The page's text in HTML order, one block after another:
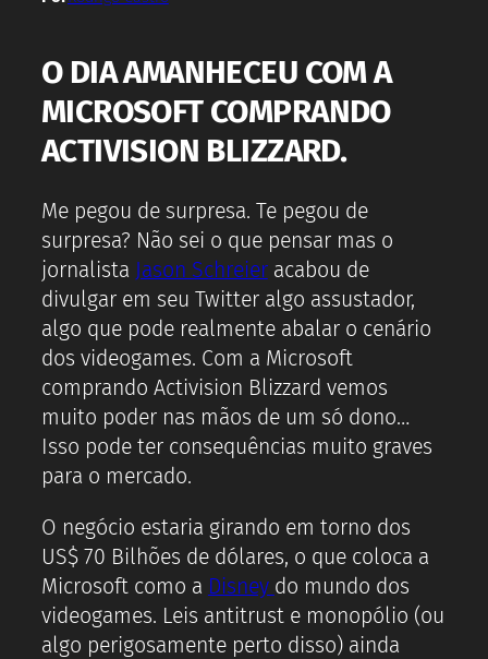
O DIA AMANHECEU COM A
MICROSOFT COMPRANDO
ACTIVISION BLIZZARD.
Me pegou de surpresa. Te pegou de
surpresa? Não sei o que pensar mas o
jornalista Jason Schreieracabou de
divulgar em seu Twitter algo assustador,
algo que pode realmente abalar o cenário
dos videogames. Com a Microsoft
comprando Activision Blizzard vemos
muito poder nas mãos de um só dono…
Isso pode ter consequências muito graves
para o mercado.
O negócio estaria girando em torno dos
US$ 70 Bilhões de dólares, o que coloca a
Microsoft como a Disney do mundo dos
videogames. Leis antitrust e monopólio (ou
algo perigosamente perto disso) ainda